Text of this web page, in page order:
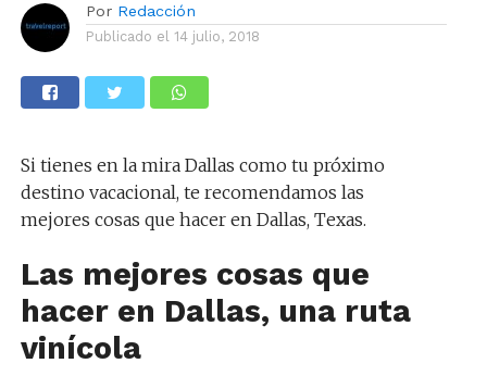
Por Redacción
Publicado el 14 julio, 2018
Si tienes en la mira Dallas como tu próximo
destino vacacional, te recomendamos las
mejores cosas que hacer en Dallas, Texas.
Las mejores cosas que
hacer en Dallas, una ruta
vinícola